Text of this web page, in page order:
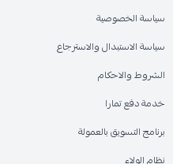
سياسة الخصوصية
سياسة الاستبدال والاسترجاع
الشروط والاحكام
خدمة دفع تمارا
برنامج التسويق بالعمولة
نظام الولاء